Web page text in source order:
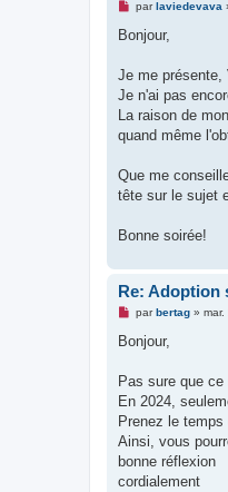
M
s
g
n
o
l
parlaviedevava
Bonjour,
Je me présente,
Je n'ai pas
La raison de
quand même
Que me
tête sur le sujet
Bonne soirée!
Re: Adoption
M
s
g
n
o
l
u
parbertag»
Bonjour,
Pas sure que
En 2024,
Prenez le
Ainsi, vous
bonne réflexion
cordialement